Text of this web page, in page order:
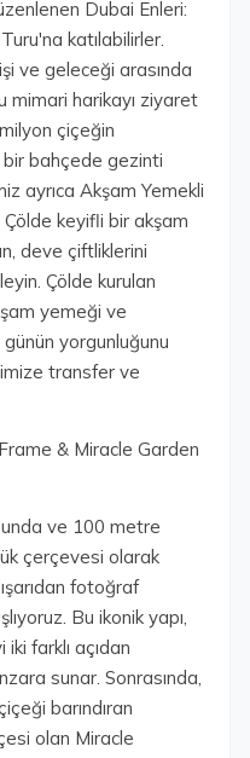
Dubai Enleri:
katılabilirler.
ve geleceği arasında
mimari harikayı ziyaret
çiçeğin
bir bahçede gezinti
ayrıca Akşam Yemekli
Çölde keyifli bir akşam
deve çiftliklerini
Çölde kurulan
yemeği ve
yorgunluğunu
transfer ve
& Miracle Garden
ve 100 metre
çerçevesi olarak
fotoğraf
Bu ikonik yapı,
farklı açıdan
sunar. Sonrasında,
barındıran
olan Miracle